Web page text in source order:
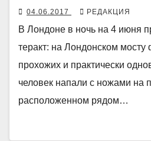
04.06.2017 РЕДАКЦИЯ
В Лондоне в ночь на 4 июня
теракт: на Лондонском мосту
прохожих и практически
человек напали с ножами на
расположенном рядом…